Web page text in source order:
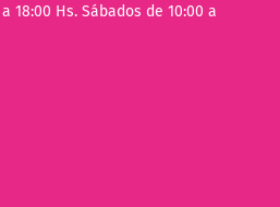
18:00 Hs. Sábados de 10:00 a